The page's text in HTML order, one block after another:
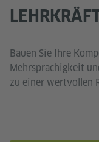
Bauen Sie Ihre
Mehrsprachigkeit
zu einer wertvollen